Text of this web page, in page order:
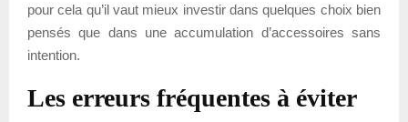
pour cela qu’il vaut mieux investir dans quelques choix bien
pensés que dans une accumulation d’accessoires sans
intention.
Les erreurs fréquentes à éviter